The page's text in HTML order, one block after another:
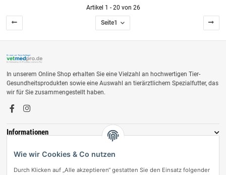
Artikel 1 - 20 von 26
Seite1
In unserem Online Shop erhalten Sie eine Vielzahl an hochwertigen Tier-
Gesundheitsprodukten sowie eine Auswahl an tierärztlichem Spezialfutter, das
wir für Sie zusammengestellt haben.
Informationen
Zahlungsmöglichkeiten
Wie wir Cookies & Co nutzen
Durch Klicken auf „Alle akzeptieren“ gestatten Sie den Einsatz folgender